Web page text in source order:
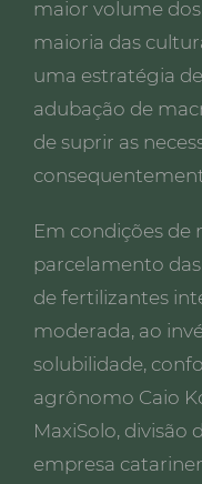
maior volume
maioria das
uma estratégia
adubação de
de suprir as
Em condições de
parcelamento
de fertilizantes
moderada, ao
solubilidade,
agrônomo Caio
MaxiSolo, divisão
empresa